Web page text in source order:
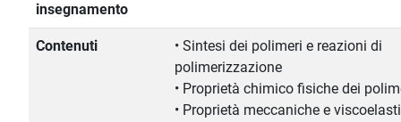
insegnamento
Contenuti
• Sintesi dei polimeri e reazioni di
polimerizzazione
• Proprietà chimico fisiche dei
• Proprietà meccaniche e